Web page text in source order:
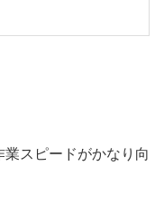
スピードがかなり向